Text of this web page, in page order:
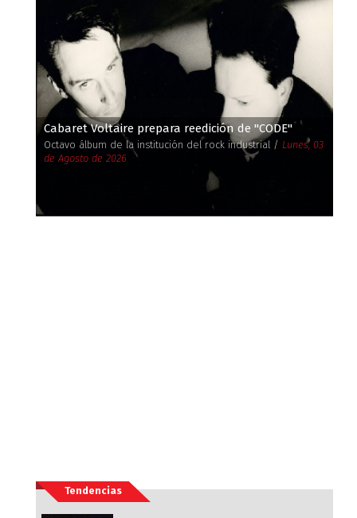
Cabaret Voltaire prepara reedición de ''CODE''
Octavo álbum de la institución del rock industrial / Lunes, 03
de Agosto de 2026
Tendencias